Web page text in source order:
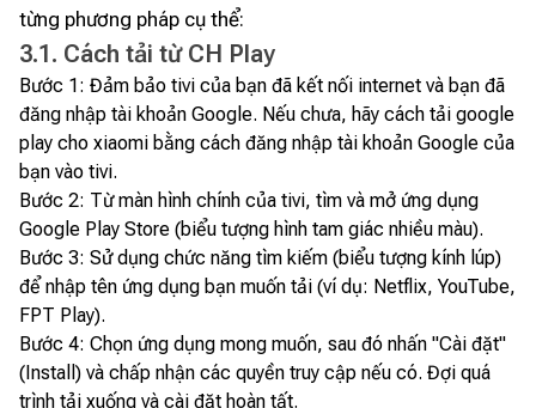
từng phương pháp cụ thể:
3.1. Cách tải từ CH Play
Bước 1: Đảm bảo tivi của bạn đã kết nối internet và bạn đã
đăng nhập tài khoản Google. Nếu chưa, hãy cách tải google
play cho xiaomi bằng cách đăng nhập tài khoản Google của
bạn vào tivi.
Bước 2: Từ màn hình chính của tivi, tìm và mở ứng dụng
Google Play Store (biểu tượng hình tam giác nhiều màu).
Bước 3: Sử dụng chức năng tìm kiếm (biểu tượng kính lúp)
để nhập tên ứng dụng bạn muốn tải (ví dụ: Netflix, YouTube,
FPT Play).
Bước 4: Chọn ứng dụng mong muốn, sau đó nhấn "Cài đặt"
(Install) và chấp nhận các quyền truy cập nếu có. Đợi quá
trình tải xuống và cài đặt hoàn tất.